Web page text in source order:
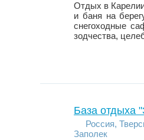
Отдых в
и баня на
снегоходные
зодчества,
База отдыха
Россия,
Заполек